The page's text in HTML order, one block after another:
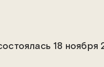
18 ноября